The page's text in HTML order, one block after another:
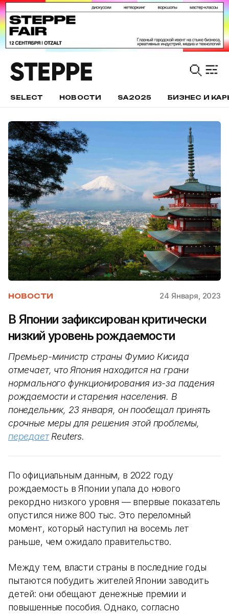
SELECT НОВОСТИ SA2025 БИЗНЕС И
НОВОСТИ 24 Января, 2023
В Японии зафиксирован критически
низкий уровень рождаемости
Премьер-министр страны Фумио Кисида
отмечает, что Япония находится на грани
нормального функционирования из-за падения
рождаемости и старения населения. В
понедельник, 23 января, он пообещал принять
срочные меры для решения этой проблемы,
передаетReuters.
По официальным данным, в 2022 году
рождаемость в Японии упала до нового
рекордно низкого уровня — впервые показатель
опустился ниже 800 тыс. Это переломный
момент, который наступил на восемь лет
раньше, чем ожидало правительство.
Между тем, власти страны в последние годы
пытаются побудить жителей Японии заводить
детей: они обещают денежные премии и
повышенные пособия. Однако, согласно